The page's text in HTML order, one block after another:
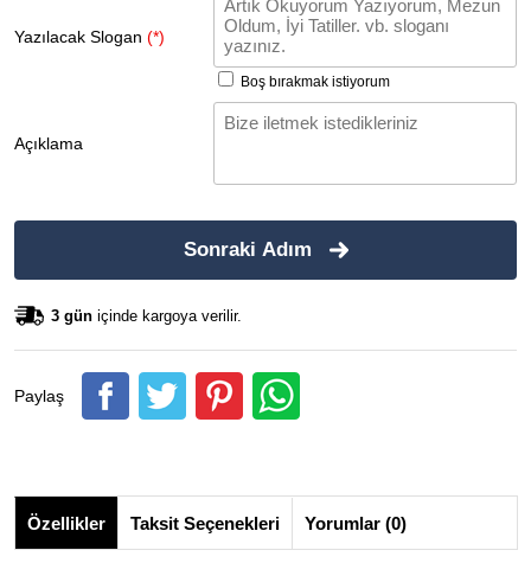
Yazılacak Slogan (*)
Boş bırakmak istiyorum
Açıklama
Sonraki Adım
3 gün içinde kargoya verilir.
Paylaş
Özellikler Taksit Seçenekleri Yorumlar (0)